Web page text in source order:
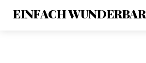
EINFACH WUNDERBAR